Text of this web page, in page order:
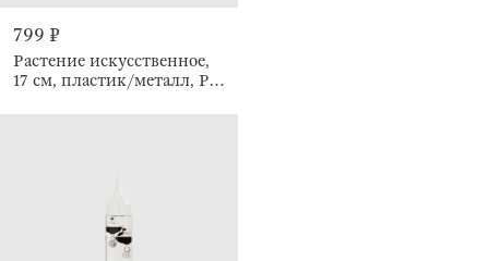
799 ₽
Растение искусственное,
17 см, пластик/металл, Pot